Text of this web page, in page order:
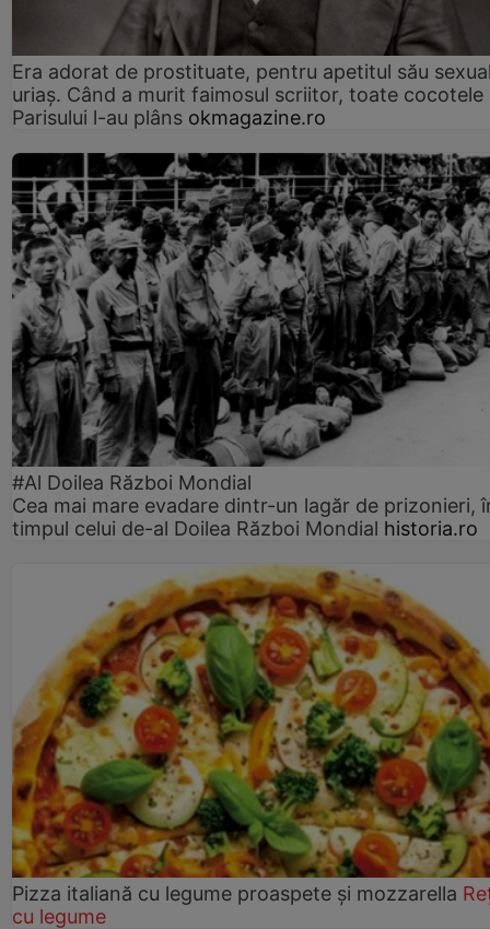
Era adorat de prostituate, pentru apetitul său
uriaș. Când a murit faimosul scriitor, toate cocotele
Parisului l-au plâns okmagazine.ro
#Al Doilea Război Mondial
Cea mai mare evadare dintr-un lagăr de prizonieri,
timpul celui de-al Doilea Război Mondial historia.ro
Pizza italiană cu legume proaspete și mozzarella
cu legume